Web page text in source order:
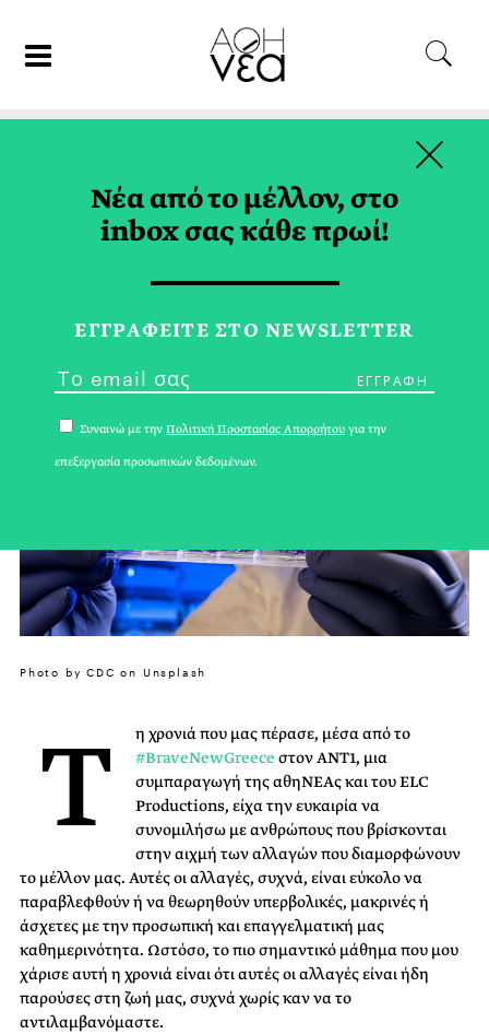
ΑΦΙΕΡΩΜΑΤΑ
Το Αύριο Είναι Τώρα |
Εξατομικευμένη Ιατρική
Photo by CDC on Unsplash
Τ
η χρονιά που μας πέρασε, μέσα από το
#BraveNewGreece στον ΑΝΤ1, μια
συμπαραγωγή της αθηΝΕΑς και του ELC
Productions, είχα την ευκαιρία να
συνομιλήσω με ανθρώπους που βρίσκονται
στην αιχμή των αλλαγών που διαμορφώνουν
το μέλλον μας. Αυτές οι αλλαγές, συχνά, είναι εύκολο να
παραβλεφθούν ή να θεωρηθούν υπερβολικές, μακρινές ή
άσχετες με την προσωπική και επαγγελματική μας
καθημερινότητα. Ωστόσο, το πιο σημαντικό μάθημα που μου
χάρισε αυτή η χρονιά είναι ότι αυτές οι αλλαγές είναι ήδη
παρούσες στη ζωή μας, συχνά χωρίς καν να το
αντιλαμβανόμαστε.
Νέα από το μέλλον, στο
inbox σας κάθε πρωί!
ΕΓΓPΑΦΕΙΤΕ ΣΤΟ NEWSLETTER
Συναινώ με την Πολιτική Προστασίας Απορρήτου για την
επεξεργασία προσωπικών δεδομένων.
×